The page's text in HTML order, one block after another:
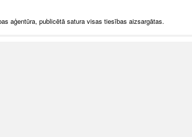
aģentūra, publicētā satura visas tiesības aizsargātas.